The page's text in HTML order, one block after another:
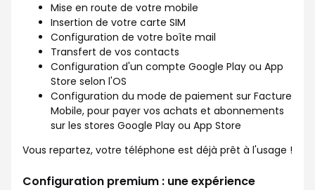
Mise en route de votre mobile
Insertion de votre carte SIM
Configuration de votre boîte mail
Transfert de vos contacts
Configuration d'un compte Google Play ou App
Store selon l'OS
Configuration du mode de paiement sur Facture
Mobile, pour payer vos achats et abonnements
sur les stores Google Play ou App Store
Vous repartez, votre téléphone est déjà prêt à l'usage !
Configuration premium : une expérience